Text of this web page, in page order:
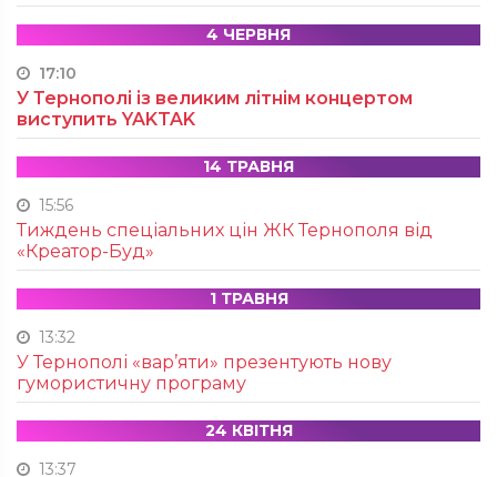
4 ЧЕРВНЯ
17:10
У Тернополі із великим літнім концертом
виступить YAKTAK
14 ТРАВНЯ
15:56
Тиждень спеціальних цін ЖК Тернополя від
«Креатор-Буд»
1 ТРАВНЯ
13:32
У Тернополі «вар’яти» презентують нову
гумористичну програму
24 КВІТНЯ
13:37